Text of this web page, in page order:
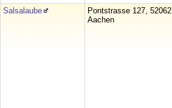
Salsalaube
Pontstrasse 127, 52062
Aachen